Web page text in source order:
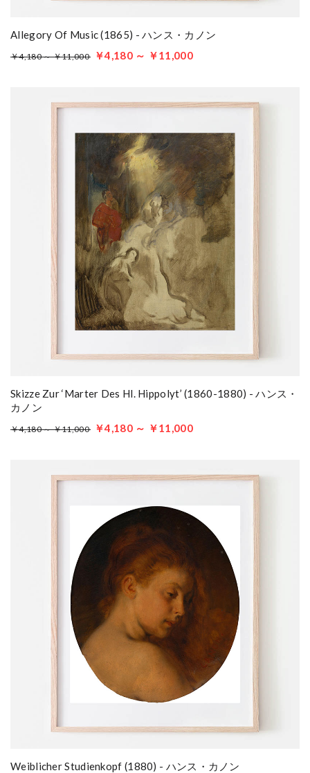
Allegory Of Music (1865) - ハンス・カノン
￥4,180 ～ ￥11,000 ￥4,180 ～ ￥11,000
Skizze Zur ‘Marter Des Hl. Hippolyt’ (1860-1880) - ハンス・
カノン
￥4,180 ～ ￥11,000 ￥4,180 ～ ￥11,000
Weiblicher Studienkopf (1880) - ハンス・カノン